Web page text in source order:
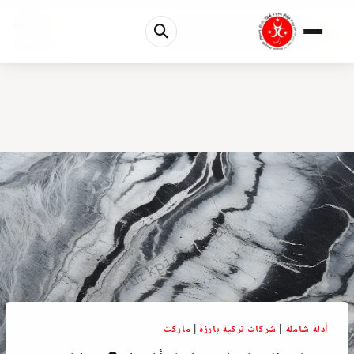
مصانع الرخام في تركيا: أفضل 9 شركات ودليل الأسع...
أدلة شاملة | شركات تركية بارزة | ماركت